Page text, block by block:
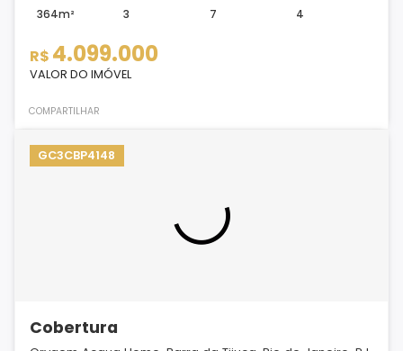
364m² 3 7 4
R$ 4.099.000
VALOR DO IMÓVEL
COMPARTILHAR
GC3CBP4148
Cobertura